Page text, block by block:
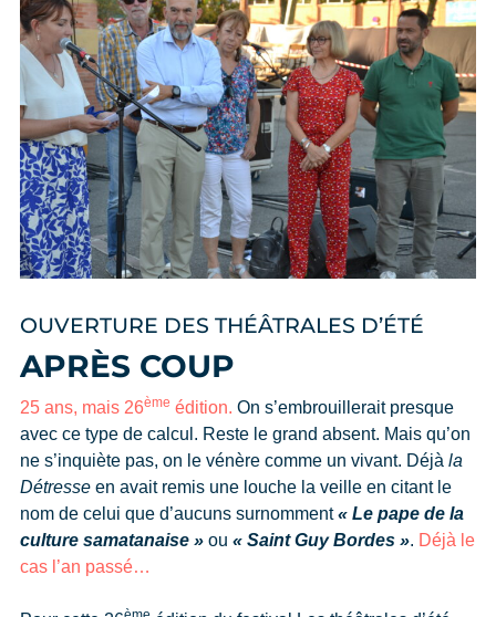
OUVERTURE DES THÉÂTRALES D’ÉTÉ
APRÈS COUP
25 ans, mais 26ème édition. On s’embrouillerait presque
avec ce type de calcul. Reste le grand absent. Mais qu’on
ne s’inquiète pas, on le vénère comme un vivant. Déjà la
Détresseen avait remis une louche la veille en citant le
nom de celui que d’aucuns surnomment« Le pape de la
culture samatanaise »ou « Saint Guy Bordes ». Déjà le
cas l’an passé…